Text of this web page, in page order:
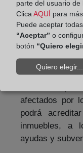
comprobar si
propiedad o
perímetro
La
información
la cual poder
afectados por
podrá
inmuebles, a
ayudas y
parte del usuario de
Clica AQUÍ para
Puede aceptar
“Aceptar” o
botón “Quiero
Quiero elegir...